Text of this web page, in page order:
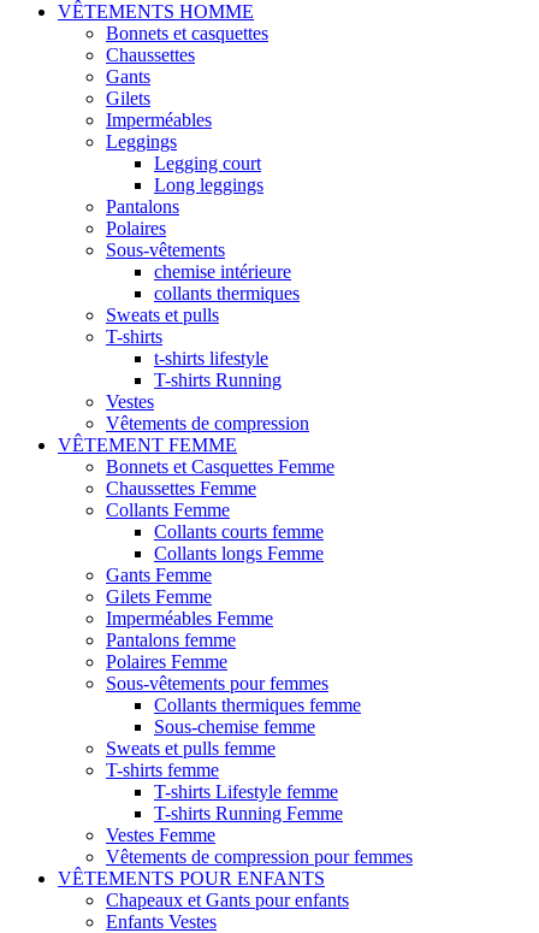
VÊTEMENTS HOMME
Bonnets et casquettes
Chaussettes
Gants
Gilets
Imperméables
Leggings
Legging court
Long leggings
Pantalons
Polaires
Sous-vêtements
chemise intérieure
collants thermiques
Sweats et pulls
T-shirts
t-shirts lifestyle
T-shirts Running
Vestes
Vêtements de compression
VÊTEMENT FEMME
Bonnets et Casquettes Femme
Chaussettes Femme
Collants Femme
Collants courts femme
Collants longs Femme
Gants Femme
Gilets Femme
Imperméables Femme
Pantalons femme
Polaires Femme
Sous-vêtements pour femmes
Collants thermiques femme
Sous-chemise femme
Sweats et pulls femme
T-shirts femme
T-shirts Lifestyle femme
T-shirts Running Femme
Vestes Femme
Vêtements de compression pour femmes
VÊTEMENTS POUR ENFANTS
Chapeaux et Gants pour enfants
Enfants Vestes